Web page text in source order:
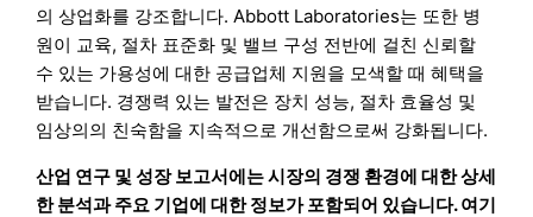
의 상업화를 강조합니다. Abbott Laboratories는 또한 병
원이 교육, 절차 표준화 및 밸브 구성 전반에 걸친 신뢰할
수 있는 가용성에 대한 공급업체 지원을 모색할 때 혜택을
받습니다. 경쟁력 있는 발전은 장치 성능, 절차 효율성 및
임상의의 친숙함을 지속적으로 개선함으로써 강화됩니다.
산업 연구 및 성장 보고서에는 시장의 경쟁 환경에 대한 상세
한 분석과 주요 기업에 대한 정보가 포함되어 있습니다. 여기